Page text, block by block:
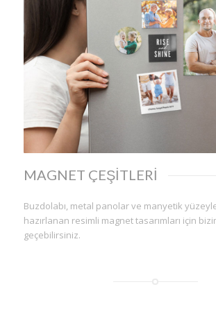
MAGNET ÇEŞİTLERİ
Buzdolabı, metal panolar ve manyetik
hazırlanan resimli magnet tasarımları için
geçebilirsiniz.